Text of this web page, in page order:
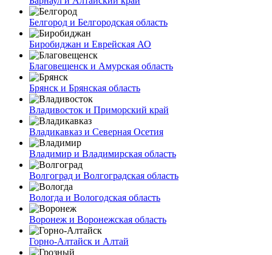
Белгород и Белгородская область
Биробиджан и Еврейская АО
Благовещенск и Амурская область
Брянск и Брянская область
Владивосток и Приморский край
Владикавказ и Северная Осетия
Владимир и Владимирская область
Волгоград и Волгоградская область
Вологда и Вологодская область
Воронеж и Воронежская область
Горно-Алтайск и Алтай